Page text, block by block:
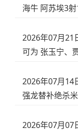
海牛 阿苏埃3
2026年07月21
可为 张玉宁、
2026年07月14
强龙替补绝杀
2026年07月07